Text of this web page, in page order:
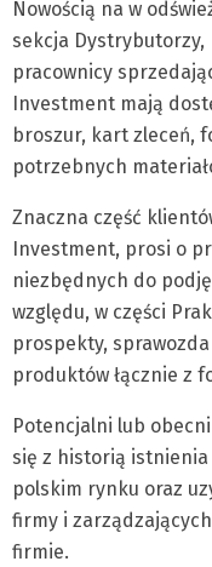
Nowością na w
sekcja Dystrybutorzy,
pracownicy
Investment mają
broszur, kart zleceń,
potrzebnych
Znaczna część
Investment, prosi o
niezbędnych do
względu, w części
prospekty,
produktów łącznie z
Potencjalni lub
się z historią istnienia
polskim rynku oraz
firmy i
firmie.